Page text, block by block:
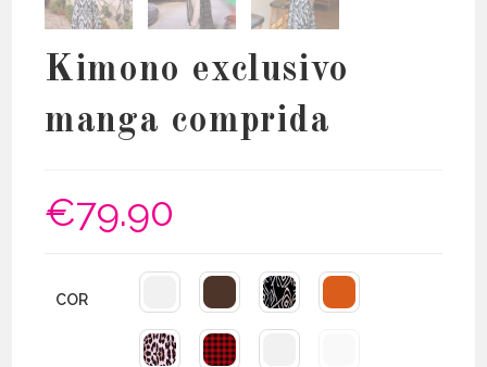
Kimono exclusivo
manga comprida
€79.90
COR